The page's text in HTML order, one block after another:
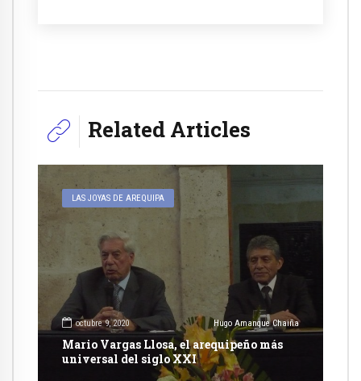
Related Articles
LAS JOYAS DE AREQUIPA
octubre 9, 2020 Hugo Amanque Chaiña
Mario Vargas Llosa, el arequipeño más
universal del siglo XXI